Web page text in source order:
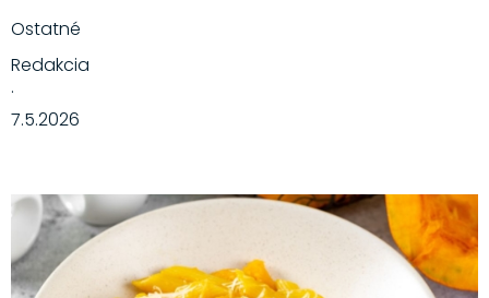
Ostatné
Redakcia
·
7.5.2026